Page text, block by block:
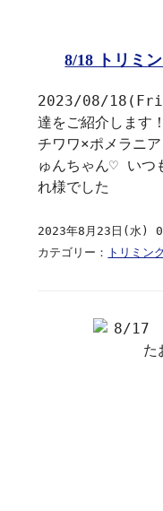
8/18 トリミ
2023/08/18(Fri)
達をご紹介します
チワワ×ポメラニ
ゅんちゃん♡ いつ
れ様でした
2023年8月23日(水)
カテゴリー： トリミン